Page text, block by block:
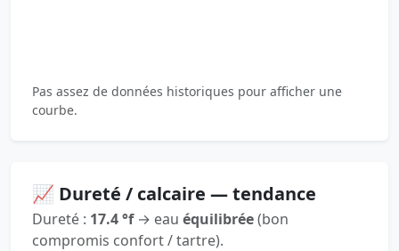
Pas assez de données historiques pour afficher une
courbe.
📈 Dureté / calcaire — tendance
Dureté : 17.4 °f→ eau équilibrée(bon
compromis confort / tartre).